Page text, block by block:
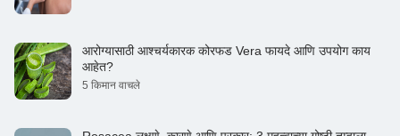
आरोग्यासाठी आश्चर्यकारक कोरफड Vera फायदे आणि उपयोग काय
आहेत?
5 किमान वाचले